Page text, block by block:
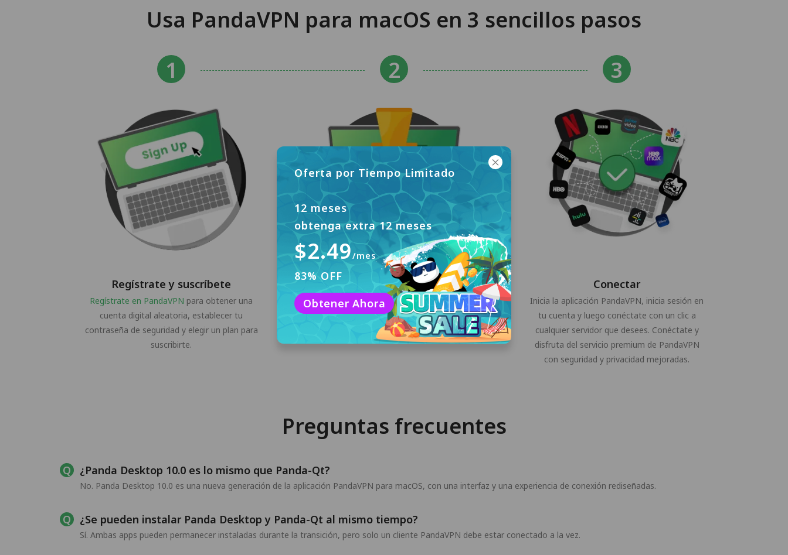
Usa PandaVPN para macOS en 3 sencillos pasos
Regístrate y suscríbete
Regístrate en PandaVPN para obtener una
cuenta digital aleatoria, establecer tu
contraseña de seguridad y elegir un plan para
suscribirte.
Descargar e instalar
Haz clic en "Descarga gratuita" para
descargar PandaVPN para macOS e instálalo
en tu computadora.
Conectar
Inicia la aplicación PandaVPN, inicia sesión en
tu cuenta y luego conéctate con un clic a
cualquier servidor que desees. Conéctate y
disfruta del servicio premium de PandaVPN
con seguridad y privacidad mejoradas.
Preguntas frecuentes
¿Panda Desktop 10.0 es lo mismo que Panda-Qt?
No. Panda Desktop 10.0 es una nueva generación de la aplicación PandaVPN para macOS, con una interfaz y una experiencia de conexión rediseñadas.
¿Se pueden instalar Panda Desktop y Panda-Qt al mismo tiempo?
Sí. Ambas apps pueden permanecer instaladas durante la transición, pero solo un cliente PandaVPN debe estar conectado a la vez.
Oferta por Tiempo Limitado
12 meses
obtenga extra 12 meses
$2.49/mes
83% OFF
Obtener Ahora